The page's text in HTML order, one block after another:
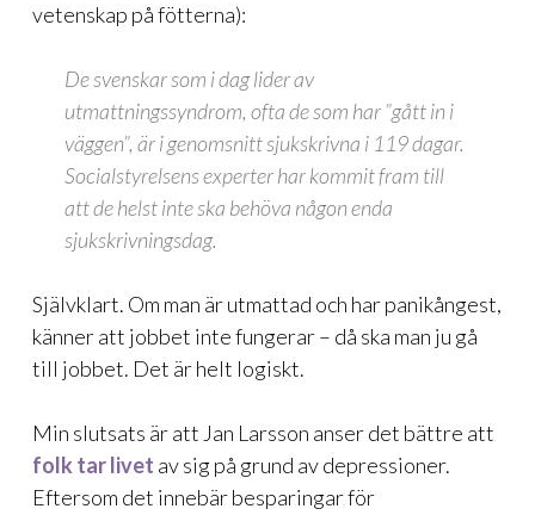
vetenskap på fötterna):
De svenskar som i dag lider av
utmattningssyndrom, ofta de som har ”gått in i
väggen”, är i genomsnitt sjukskrivna i 119 dagar.
Socialstyrelsens experter har kommit fram till
att de helst inte ska behöva någon enda
sjukskrivningsdag.
Självklart. Om man är utmattad och har panikångest,
känner att jobbet inte fungerar – då ska man ju gå
till jobbet. Det är helt logiskt.
Min slutsats är att Jan Larsson anser det bättre att
folk tar livet av sig på grund av depressioner.
Eftersom det innebär besparingar för